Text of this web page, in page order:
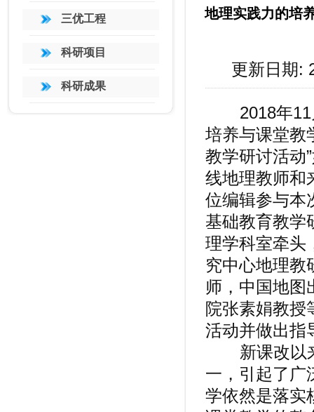
三优工程
科研项目
科研成果
地理实践力的培
更新日期
2018年11月
培养与课堂
教学研讨活动
线地理教师和
位编辑参与本
基础教育教学
理学科室牵头
究中心地理教
师，中国地图
院张素娟教授
活动并做出指
新课改以来
一，引起了广
学依然是落实